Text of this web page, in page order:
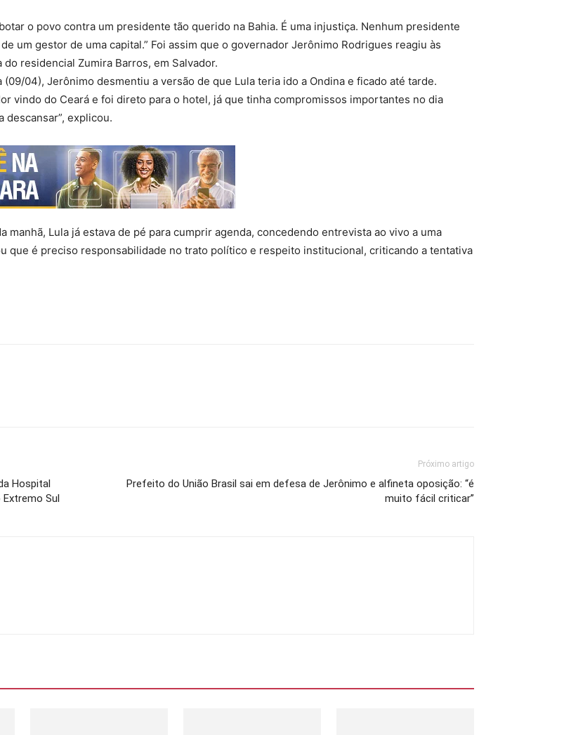
o povo contra um presidente tão querido na Bahia. É uma injustiça. Nenhum presidente
um gestor de uma capital.” Foi assim que o governador Jerônimo Rodrigues reagiu às
residencial Zumira Barros, em Salvador.
04), Jerônimo desmentiu a versão de que Lula teria ido a Ondina e ficado até tarde.
vindo do Ceará e foi direto para o hotel, já que tinha compromissos importantes no dia
descansar”, explicou.
manhã, Lula já estava de pé para cumprir agenda, concedendo entrevista ao vivo a uma
que é preciso responsabilidade no trato político e respeito institucional, criticando a tentativa
Hospital
Sul
Próximo artigo
Prefeito do União Brasil sai em defesa de Jerônimo e alfineta oposição: “é
muito fácil criticar”